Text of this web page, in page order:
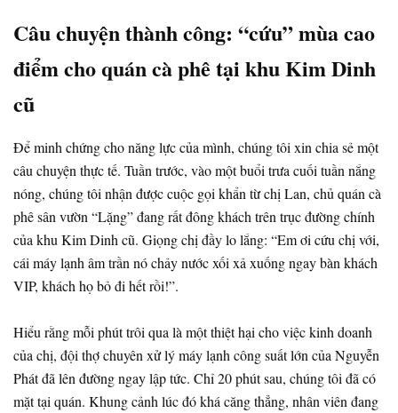
Câu chuyện thành công: “cứu” mùa cao
điểm cho quán cà phê tại khu Kim Dinh
cũ
Để minh chứng cho năng lực của mình, chúng tôi xin chia sẻ một
câu chuyện thực tế. Tuần trước, vào một buổi trưa cuối tuần nắng
nóng, chúng tôi nhận được cuộc gọi khẩn từ chị Lan, chủ quán cà
phê sân vườn “Lặng” đang rất đông khách trên trục đường chính
của khu Kim Dinh cũ. Giọng chị đầy lo lắng: “Em ơi cứu chị với,
cái máy lạnh âm trần nó chảy nước xối xả xuống ngay bàn khách
VIP, khách họ bỏ đi hết rồi!”.
Hiểu rằng mỗi phút trôi qua là một thiệt hại cho việc kinh doanh
của chị, đội thợ chuyên xử lý máy lạnh công suất lớn của Nguyễn
Phát đã lên đường ngay lập tức. Chỉ 20 phút sau, chúng tôi đã có
mặt tại quán. Khung cảnh lúc đó khá căng thẳng, nhân viên đang